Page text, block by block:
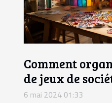
Comment
de jeux de
avec des
6 mai 2024 01:33